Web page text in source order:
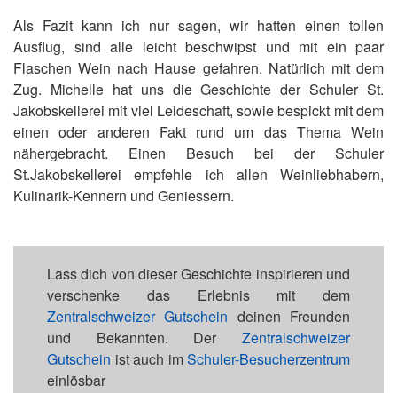
Als Fazit kann ich nur sagen, wir hatten einen tollen
Ausflug, sind alle leicht beschwipst und mit ein paar
Flaschen Wein nach Hause gefahren. Natürlich mit dem
Zug. Michelle hat uns die Geschichte der Schuler St.
Jakobskellerei mit viel Leideschaft, sowie bespickt mit dem
einen oder anderen Fakt rund um das Thema Wein
nähergebracht. Einen Besuch bei der Schuler
St.Jakobskellerei empfehle ich allen Weinliebhabern,
Kulinarik-Kennern und Geniessern.
Lass dich von dieser Geschichte inspirieren und
verschenke das Erlebnis mit dem
Zentralschweizer Gutschein deinen Freunden
und Bekannten. Der Zentralschweizer
Gutschein ist auch imSchuler-Besucherzentrum
einlösbar